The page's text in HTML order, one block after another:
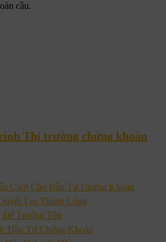
cầu.
Thị trường chứng khoán
Chốt Cho Đầu Tư Chứng Khoán
Tạo Thành Công
Để Trường Tồn
Đầu Tư Chứng Khoán